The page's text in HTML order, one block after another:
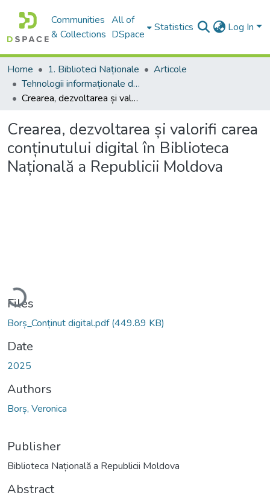
Communities
& Collections
All of
DSpace
Statistics Log In
Home 1. Biblioteci Naționale
Articole
Tehnologii informaționale de bibliotecă
Crearea, dezvoltarea și valorifi carea conținutului digital în Biblioteca Națională a Republicii Moldova
Crearea, dezvoltarea și valorifi carea
conținutului digital în Biblioteca
Națională a Republicii Moldova
Loading...
Files
Borș_Conținut digital.pdf(449.89 KB)
Date
2025
Authors
Borș, Veronica
Publisher
Biblioteca Națională a Republicii Moldova
Abstract